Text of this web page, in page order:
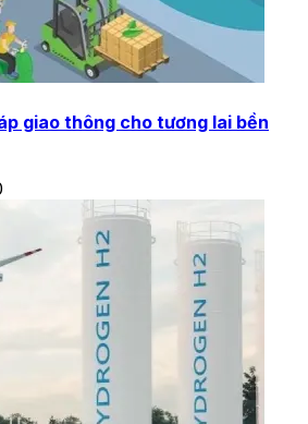
giao thông cho tương lai bền